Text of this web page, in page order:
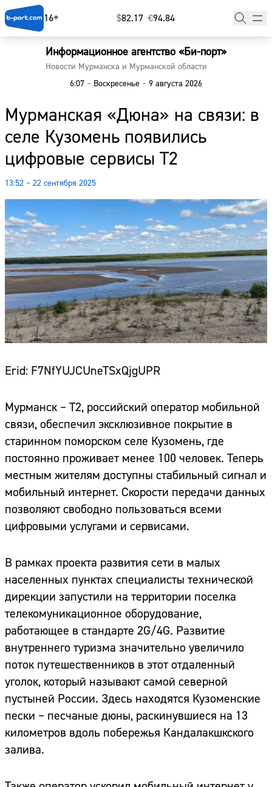
16+ $⁠82.17 €⁠94.84
Информационное агентство «Би-порт»
Новости Мурманска и Мурманской области
6:07 – Воскресенье – 9 августа 2026
Мурманская «Дюна» на связи: в
селе Кузомень появились
цифровые сервисы T2
13:52 – 22 сентября 2025
Erid: F7NfYUJCUneTSxQjgUPR
Мурманск – T2, российский оператор мобильной
связи, обеспечил эксклюзивное покрытие в
старинном поморском селе Кузомень, где
постоянно проживает менее 100 человек. Теперь
местным жителям доступны стабильный сигнал и
мобильный интернет. Скорости передачи данных
позволяют свободно пользоваться всеми
цифровыми услугами и сервисами.
В рамках проекта развития сети в малых
населенных пунктах специалисты технической
дирекции запустили на территории поселка
телекомуникационное оборудование,
работающее в стандарте 2G/4G. Развитие
внутреннего туризма значительно увеличило
поток путешественников в этот отдаленный
уголок, который называют самой северной
пустыней России. Здесь находятся Кузоменские
пески – песчаные дюны, раскинувшиеся на 13
километров вдоль побережья Кандалакшкского
залива.
Главная
Наши гости
Фоторепортажи
Погода
Курсы валют